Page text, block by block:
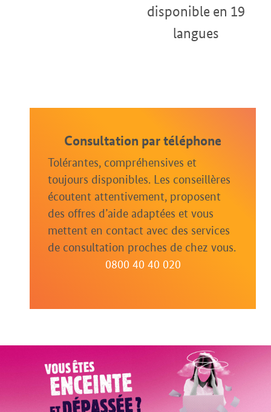
disponible en 19
langues
Consultation par téléphone
Tolérantes, compréhensives et
toujours disponibles. Les conseillères
écoutent attentivement, proposent
des offres d’aide adaptées et vous
mettent en contact avec des services
de consultation proches de chez vous.
0800 40 40 020